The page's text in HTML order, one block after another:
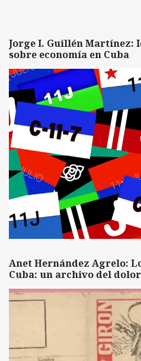
Jorge I. Guillén Martínez:
sobre economía en Cuba
Anet Hernández Agrelo:
Cuba: un archivo del dolor